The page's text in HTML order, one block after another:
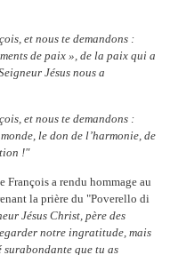
et nous te demandons :
de paix », de la paix qui a
Jésus nous a
et nous te demandons :
le don de l’harmonie, de
!"
François a rendu hommage au
la prière du "Poverello di
Jésus Christ, père des
notre ingratitude, mais
que tu as